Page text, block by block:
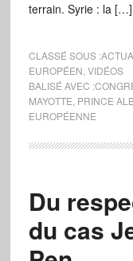
terrain. Syrie : la […]
CLASSÉ SOUS :
EUROPÉEN VIDÉOS
BALISÉ AVEC :
MAYOTTE PRINCE
EUROPÉENNE
Du
du cas